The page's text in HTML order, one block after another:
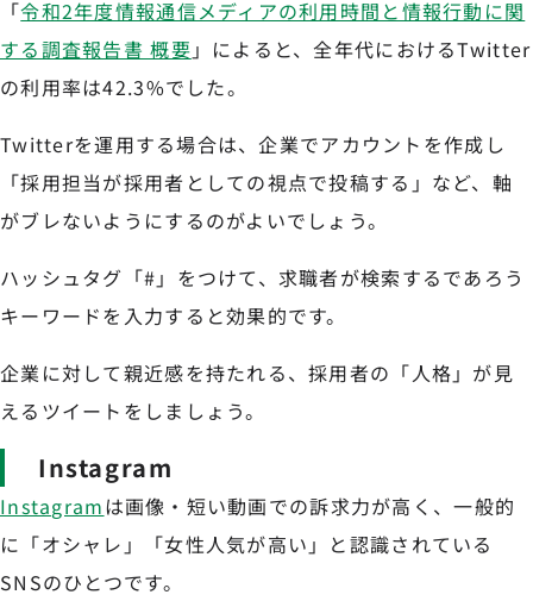
「令和2年度情報通信メディアの利用時間と情報行動に関
する調査報告書 概要 」によると、全年代におけるTwitter
の利用率は42.3%でした。
Twitterを運用する場合は、企業でアカウントを作成し
「採用担当が採用者としての視点で投稿する」など、軸
がブレないようにするのがよいでしょう。
ハッシュタグ「#」をつけて、求職者が検索するであろう
キーワードを入力すると効果的です。
企業に対して親近感を持たれる、採用者の「人格」が見
えるツイートをしましょう。
Instagram
Instagramは画像・短い動画での訴求力が高く、一般的
に「オシャレ」「女性人気が高い」と認識されている
SNSのひとつです。